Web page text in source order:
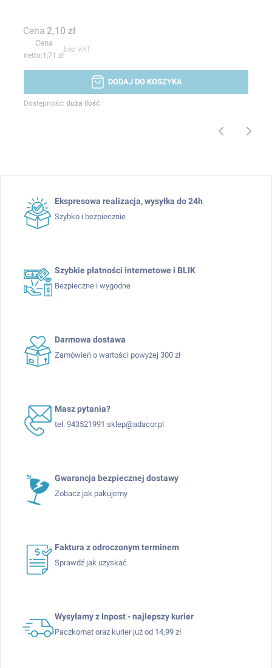
Cena 2,10 zł
Cena
1,71 zł
bez VAT
DODAJ DO KOSZYKA
Dostępność: duża ilość
Ekspresowa realizacja, wysyłka do 24h
Szybko i bezpiecznie
Szybkie płatności internetowe i BLIK
Bezpieczne i wygodne
Darmowa dostawa
Zamówień o wartości powyżej 300 zł
Masz pytania?
tel. 943521991 sklep@adacor.pl
Gwarancja bezpiecznej dostawy
Zobacz jak pakujemy
Faktura z odroczonym terminem
Sprawdź jak uzyskać
Wysyłamy z Inpost - najlepszy kurier
Paczkomat oraz kurier już od 14,99 zł